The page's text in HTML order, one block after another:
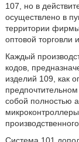
107, но в
осуществлено в
территории
оптовой торговли
Каждый
кодов,
изделий 109, как
собой полностью